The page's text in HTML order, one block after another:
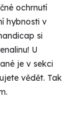
ochrnutí
hybnosti v
si
U
je v sekci
vědět. Tak